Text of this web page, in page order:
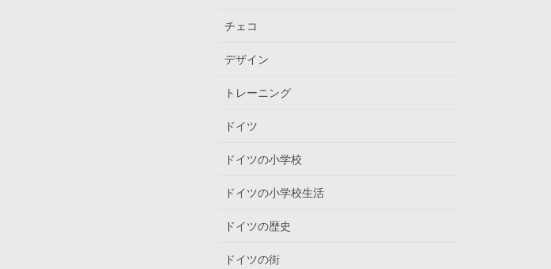
チェコ
デザイン
トレーニング
ドイツ
ドイツの小学校
ドイツの小学校生活
ドイツの歴史
ドイツの街